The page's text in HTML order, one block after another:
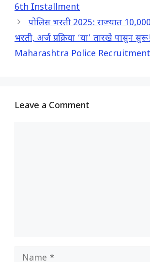
k
p
m
6th Installment
पोलिस भरती 2025: राज्यात 10,000
भरती, अर्ज प्रक्रिया ‘या’ तारखे पासुन सुरू!
Maharashtra Police
Leave a Comment
Name